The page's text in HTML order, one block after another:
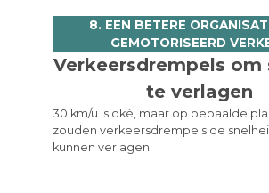
8. EEN BETERE
GEMOTORISEERD
Verkeersdrempels om
te verlagen
30 km/u is oké, maar op bepaalde
zouden verkeersdrempels de
kunnen verlagen.